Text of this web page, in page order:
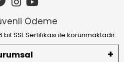
Ödeme
SSL Sertifikası ile korunmaktadır.